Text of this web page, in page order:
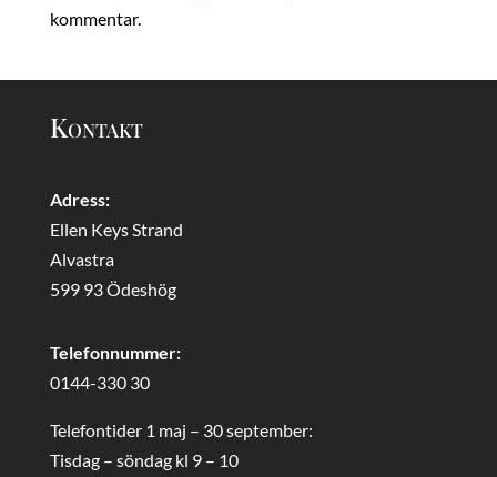
kommentar.
Kontakt
Adress:
Ellen Keys Strand
Alvastra
599 93 Ödeshög
Telefonnummer:
0144-330 30
Telefontider 1 maj – 30 september:
Tisdag – söndag kl 9 – 10